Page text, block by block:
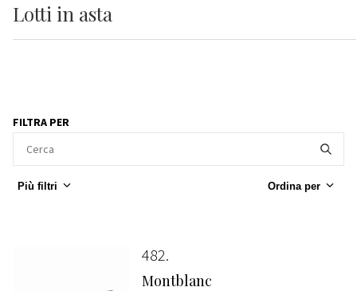
Lotti in asta
FILTRA PER
Più filtri Ordina per
482
Montblanc